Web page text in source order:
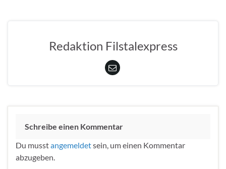
Redaktion Filstalexpress
Schreibe einen Kommentar
Du musstangemeldetsein, um einen Kommentar
abzugeben.